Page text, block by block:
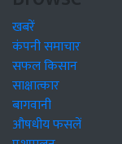
खबरें
कंपनी समाचार
सफल किसान
साक्षात्कार
बागवानी
औषधीय फसलें